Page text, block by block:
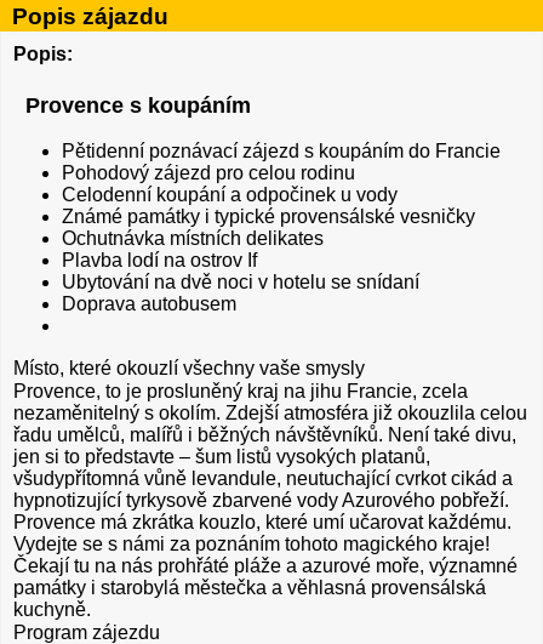
Popis zájazdu
Popis:
Provence s koupáním
Pětidenní poznávací zájezd s koupáním do Francie
Pohodový zájezd pro celou rodinu
Celodenní koupání a odpočinek u vody
Známé památky i typické provensálské vesničky
Ochutnávka místních delikates
Plavba lodí na ostrov If
Ubytování na dvě noci v hotelu se snídaní
Doprava autobusem
Místo, které okouzlí všechny vaše smysly
Provence, to je prosluněný kraj na jihu Francie, zcela
nezaměnitelný s okolím. Zdejší atmosféra již okouzlila celou
řadu umělců, malířů i běžných návštěvníků. Není také divu,
jen si to představte – šum listů vysokých platanů,
všudypřítomná vůně levandule, neutuchající cvrkot cikád a
hypnotizující tyrkysově zbarvené vody Azurového pobřeží.
Provence má zkrátka kouzlo, které umí učarovat každému.
Vydejte se s námi za poznáním tohoto magického kraje!
Čekají tu na nás prohřáté pláže a azurové moře, významné
památky i starobylá městečka a věhlasná provensálská
kuchyně.
Program zájezdu